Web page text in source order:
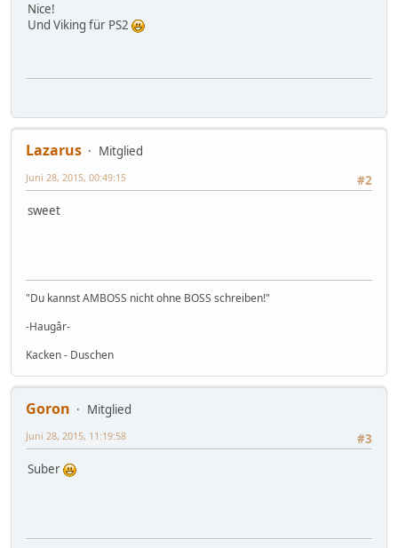
Nice!
Und Viking für PS2
Lazarus
Mitglied
#2
Juni 28, 2015, 00:49:15
sweet
"Du kannst AMBOSS nicht ohne BOSS schreiben!"
-Haugâr-
Kacken - Duschen
Goron
Mitglied
#3
Juni 28, 2015, 11:19:58
Suber